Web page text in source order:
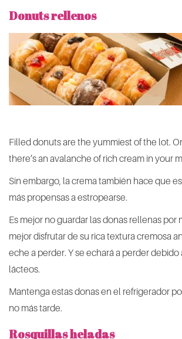
Donuts rellenos
Filled donuts are the yummiest of the lot.
there’s an avalanche of rich cream in your
Sin embargo, la crema también hace que
más propensas a estropearse.
Es mejor no guardar las donas rellenas por
mejor disfrutar de su rica textura cremosa
eche a perder. Y se echará a perder
lácteos.
Mantenga estas donas en el refrigerador
no más tarde.
Rosquillas heladas